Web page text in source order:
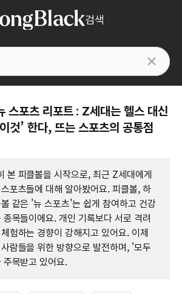
검색
스포츠 리포트 : Z세대는 헬스 대신
것’ 한다, 뜨는 스포츠의 공통점
본 피클볼을 시작으로, 최근 Z세대에게
포츠들에 대해 알아봤어요. 피클볼, 하
같은 '뉴 스포츠'는 쉽게 참여하고 건강
목들이에요. 개인 기록보다 서로 격려
험하는 경향이 강해지고 있어요. 이제
람들을 위한 방향으로 발전하며, '모두
목받고 있어요.